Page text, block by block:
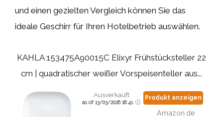
und einen gezielten Vergleich können Sie das
ideale Geschirr für Ihren Hotelbetrieb auswählen.
KAHLA 153475A90015C Elixyr Frühstücksteller 22
cm | quadratischer weißer Vorspeisenteller aus...
Ausverkauft
as of 13/03/2026 18:41
Produkt anzeigen
Amazon.de